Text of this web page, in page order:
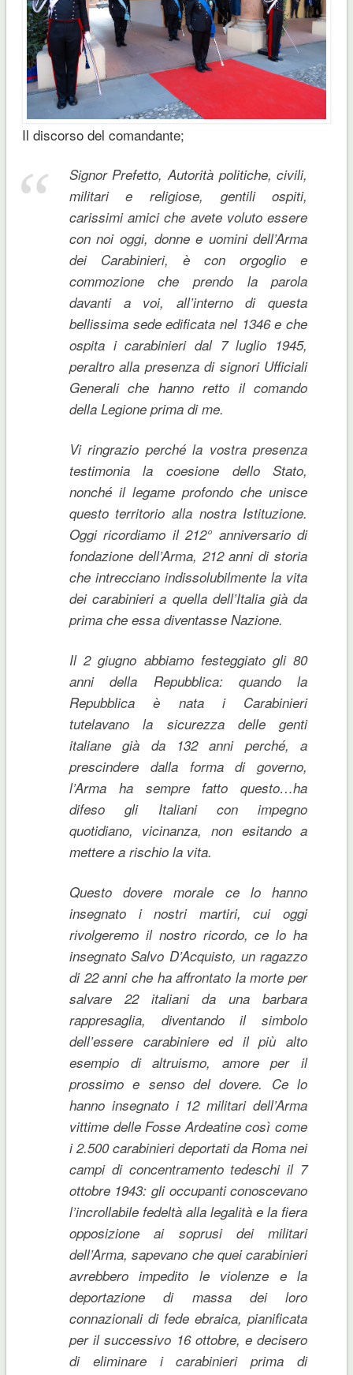
Il discorso del comandante;
Signor Prefetto, Autorità politiche, civili,
militari e religiose, gentili ospiti,
carissimi amici che avete voluto essere
con noi oggi, donne e uomini dell’Arma
dei Carabinieri, è con orgoglio e
commozione che prendo la parola
davanti a voi, all’interno di questa
bellissima sede edificata nel 1346 e che
ospita i carabinieri dal 7 luglio 1945,
peraltro alla presenza di signori Ufficiali
Generali che hanno retto il comando
della Legione prima di me.
Vi ringrazio perché la vostra presenza
testimonia la coesione dello Stato,
nonché il legame profondo che unisce
questo territorio alla nostra Istituzione.
Oggi ricordiamo il 212° anniversario di
fondazione dell’Arma, 212 anni di storia
che intrecciano indissolubilmente la vita
dei carabinieri a quella dell’Italia già da
prima che essa diventasse Nazione.
Il 2 giugno abbiamo festeggiato gli 80
anni della Repubblica: quando la
Repubblica è nata i Carabinieri
tutelavano la sicurezza delle genti
italiane già da 132 anni perché, a
prescindere dalla forma di governo,
l’Arma ha sempre fatto questo…ha
difeso gli Italiani con impegno
quotidiano, vicinanza, non esitando a
mettere a rischio la vita.
Questo dovere morale ce lo hanno
insegnato i nostri martiri, cui oggi
rivolgeremo il nostro ricordo, ce lo ha
insegnato Salvo D’Acquisto, un ragazzo
di 22 anni che ha affrontato la morte per
salvare 22 italiani da una barbara
rappresaglia, diventando il simbolo
dell’essere carabiniere ed il più alto
esempio di altruismo, amore per il
prossimo e senso del dovere. Ce lo
hanno insegnato i 12 militari dell’Arma
vittime delle Fosse Ardeatine così come
i 2.500 carabinieri deportati da Roma nei
campi di concentramento tedeschi il 7
ottobre 1943: gli occupanti conoscevano
l’incrollabile fedeltà alla legalità e la fiera
opposizione ai soprusi dei militari
dell’Arma, sapevano che quei carabinieri
avrebbero impedito le violenze e la
deportazione di massa dei loro
connazionali di fede ebraica, pianificata
per il successivo 16 ottobre, e decisero
di eliminare i carabinieri prima di